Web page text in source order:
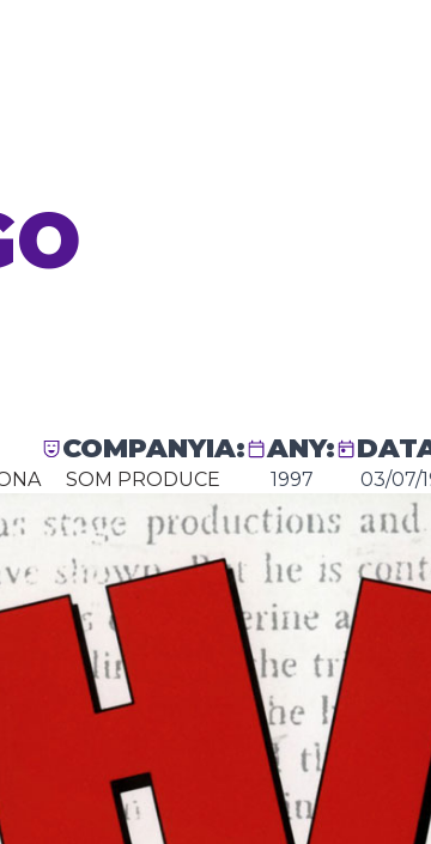
COMPANYIA:
SOM PRODUCE
ANY:
1997 03/07/